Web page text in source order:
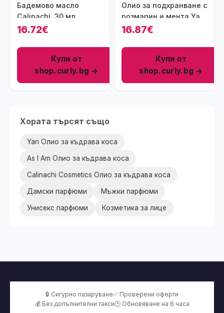
Бадемово масло
Calinachi, 30 мл
16.72€
Купи от
shop.curly.bg →
Олио за подхранване с
розмарин и мента Yari
Green Curls Rosemary
16.87€
Купи от
shop.curly.bg →
Хората търсят също
Yari Олио за къдрава коса
As I Am Олио за къдрава коса
Calinachi Cosmetics Олио за къдрава коса
Дамски парфюми Мъжки парфюми
Унисекс парфюми Козметика за лице
🔒 Сигурно пазаруване✅ Проверени оферти
💰 Без допълнителни такси🕒 Обновяване на 6 часа